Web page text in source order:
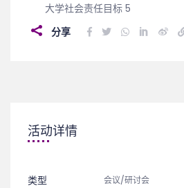
大学社会责任目标 5
分享
活动详情
类型 会议/研讨会